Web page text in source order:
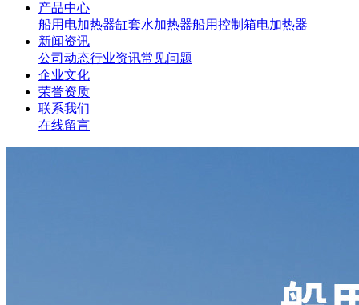
产品中心
船用电加热器缸套水加热器船用控制箱电加热器
新闻资讯
公司动态行业资讯常见问题
企业文化
荣誉资质
联系我们
在线留言